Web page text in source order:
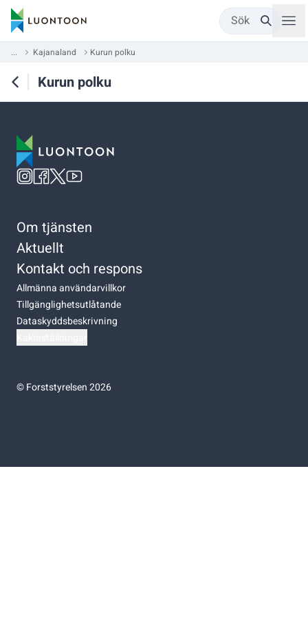
Sök
... Kajanaland Kurun polku
Kurun polku
Om tjänsten
Aktuellt
Kontakt och respons
Allmänna användarvillkor
Tillgänglighetsutlåtande
Dataskyddsbeskrivning
©Forststyrelsen 2026